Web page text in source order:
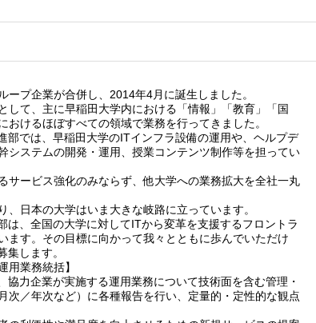
ープ企業が合併し、2014年4月に誕生しました。
して、主に早稲田大学内における「情報」「教育」「国
けるほぼすべての領域で業務を行ってきました。
部では、早稲田大学のITインフラ設備の運用や、ヘルプデ
システムの開発・運用、授業コンテンツ制作等を担ってい
サービス強化のみならず、他大学への業務拡大を全社一丸
、日本の大学はいま大きな岐路に立っています。
は、全国の大学に対してITから変革を支援するフロントラ
ます。その目標に向かって我々とともに歩んでいただけ
集します。
用業務統括】
協力企業が実施する運用業務について技術面を含む管理・
次／年次など）に各種報告を行い、定量的・定性的な観点